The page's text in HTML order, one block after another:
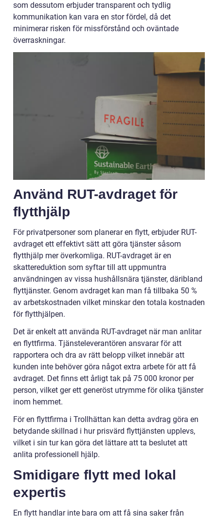
som dessutom erbjuder transparent och tydlig
kommunikation kan vara en stor fördel, då det
minimerar risken för missförstånd och oväntade
överraskningar.
Använd RUT-avdraget för
flytthjälp
För privatpersoner som planerar en flytt, erbjuder RUT-
avdraget ett effektivt sätt att göra tjänster såsom
flytthjälp mer överkomliga. RUT-avdraget är en
skattereduktion som syftar till att uppmuntra
användningen av vissa hushållsnära tjänster, däribland
flyttjänster. Genom avdraget kan man få tillbaka 50 %
av arbetskostnaden vilket minskar den totala kostnaden
för flytthjälpen.
Det är enkelt att använda RUT-avdraget när man anlitar
en flyttfirma. Tjänsteleverantören ansvarar för att
rapportera och dra av rätt belopp vilket innebär att
kunden inte behöver göra något extra arbete för att få
avdraget. Det finns ett årligt tak på 75 000 kronor per
person, vilket ger ett generöst utrymme för olika tjänster
inom hemmet.
För en flyttfirma i Trollhättan kan detta avdrag göra en
betydande skillnad i hur prisvärd flyttjänsten upplevs,
vilket i sin tur kan göra det lättare att ta beslutet att
anlita professionell hjälp.
Smidigare flytt med lokal
expertis
En flytt handlar inte bara om att få sina saker från